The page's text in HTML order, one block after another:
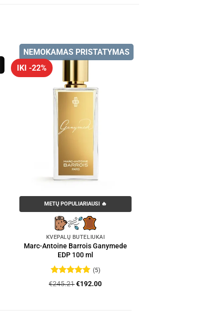
IKI -22%
NEMOKAMAS PRISTATYMAS
METŲ POPULIARIAUSI 🔥
KVEPALŲ BUTELIUKAI
Marc-Antoine Barrois Ganymede
EDP 100 ml
Įvertinimas:
(5)
€245.21Original
€192.00Current